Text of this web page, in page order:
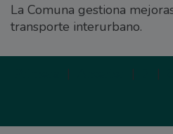
La Comuna gestiona
transporte interurbano.
| | |